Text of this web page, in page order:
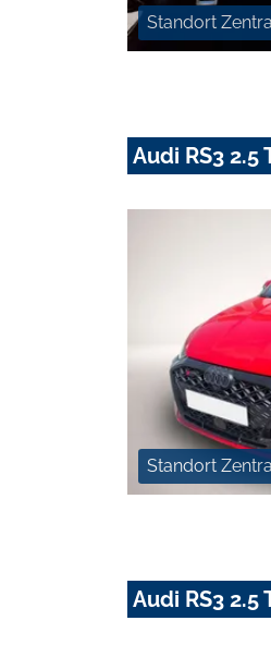
Standort
Audi RS3 2.5
Standort
Audi RS3 2.5